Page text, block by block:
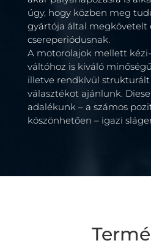
úgy, hogy közben meg
gyártója által megkövetelt
csereperiódusnak.
A motorolajok mellett
váltóhoz is kiváló
illetve rendkívül
választékot ajánlunk.
adalékunk – a számos
köszönhetően – igazi